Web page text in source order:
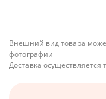
Внешний вид товара
фотографии
Доставка осуществляется